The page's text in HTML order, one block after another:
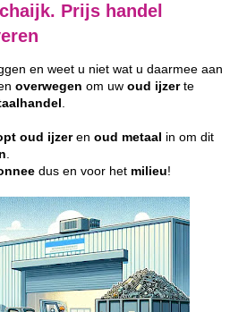
Prijs handel
en weet u niet wat u daarmee aan
overwegen om uw oud ijzerte
oud ijzeren oud metaal in om dit
dus en voor het milieu!